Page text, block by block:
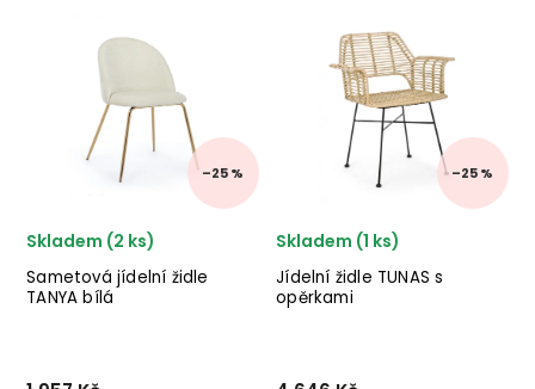
kvalitního
nábytku BLOOMINGVILLE v
černém provedení z
borovice a
dřeva kaučukovníku.
nábytku BePureHome
se sametovým
sedákem a kovovými
nohami. ✅ krásný nábytek
✅ kvalitní materiály
✅ nejnižší cen...
–25 %
Sametová jídelní židle
TANYA bílá
Skladem (2 ks)
–25 %
Jídelní židle TUNAS s
opěrkami
Skladem (1 ks)